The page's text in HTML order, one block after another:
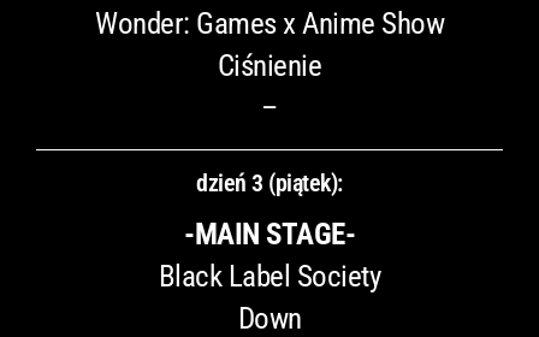
Wonder: Games x Anime Show
Ciśnienie
–
dzień 3 (piątek):
-MAIN STAGE-
Black Label Society
Down